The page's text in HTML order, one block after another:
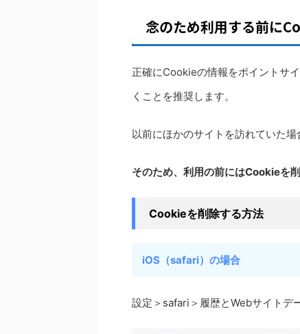
念のため利用する前に
正確にCookieの情報をポイントサ
くことを推奨します。
以前にほかのサイトを訪れていた
そのため、利用の前にはCookieを削
Cookieを削除する方法
iOS（safari）の場合
設定＞safari＞履歴とWebサイトデ